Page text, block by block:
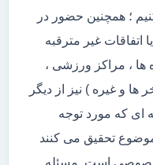
؛ همچنین حضور در
اتفاقات غیر مترقبه
ها ، مراکز ورزشی ،
ها و غیره ) نیز از دیگر
ای که مورد توجه
تحقیق می کنند